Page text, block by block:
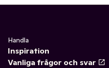
Handla
Inspiration
Vanliga frågor och svar